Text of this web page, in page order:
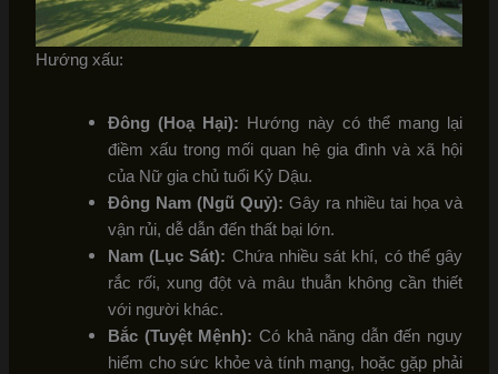
Hướng xấu:
Đông (Hoạ Hại): Hướng này có thể mang lại
điềm xấu trong mối quan hệ gia đình và xã hội
của Nữ gia chủ tuổi Kỷ Dậu.
Đông Nam (Ngũ Quỷ):Gây ra nhiều tai họa và
vận rủi, dễ dẫn đến thất bại lớn.
Nam (Lục Sát): Chứa nhiều sát khí, có thể gây
rắc rối, xung đột và mâu thuẫn không cần thiết
với người khác.
Bắc (Tuyệt Mệnh): Có khả năng dẫn đến nguy
hiểm cho sức khỏe và tính mạng, hoặc gặp phải